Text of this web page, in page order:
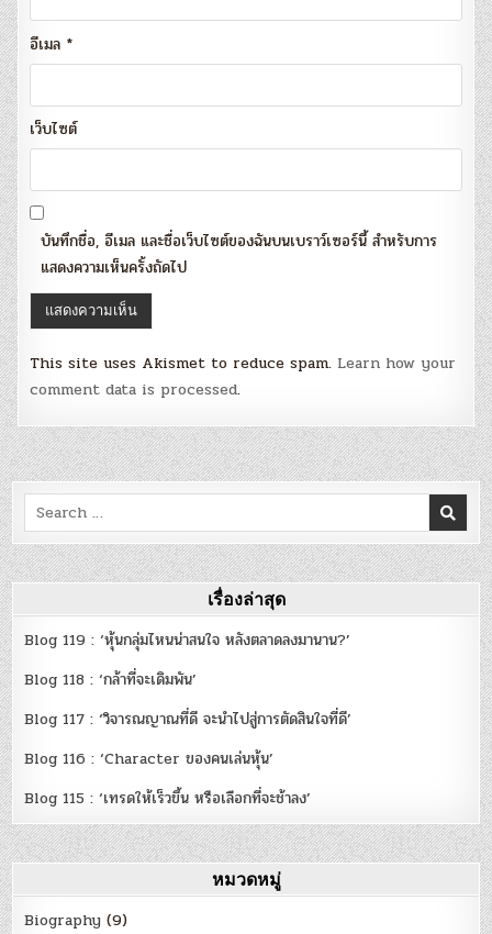
อีเมล *
เว็บไซต์
บันทึกชื่อ, อีเมล และชื่อเว็บไซต์ของฉันบนเบราว์เซอร์นี้ สำหรับการ
แสดงความเห็นครั้งถัดไป
This site uses Akismet to reduce spam. Learn how your
comment data is processed.
Search
for:
เรื่องล่าสุด
Blog 119 : ‘หุ้นกลุ่มไหนน่าสนใจ หลังตลาดลงมานาน?’
Blog 118 : ‘กล้าที่จะเดิมพัน’
Blog 117 : ‘วิจารณญาณที่ดี จะนำไปสู่การตัดสินใจที่ดี’
Blog 116 : ‘Character ของคนเล่นหุ้น’
Blog 115 : ‘เทรดให้เร็วขึ้น หรือเลือกที่จะช้าลง’
หมวดหมู่
Biography (9)